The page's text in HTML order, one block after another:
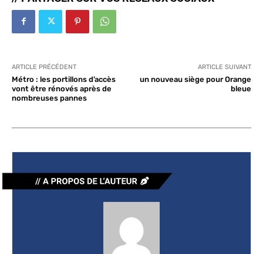
ARTICLE PRÉCÉDENT
Métro : les portillons d’accès
vont être rénovés après de
nombreuses pannes
ARTICLE SUIVANT
un nouveau siège pour Orange
bleue